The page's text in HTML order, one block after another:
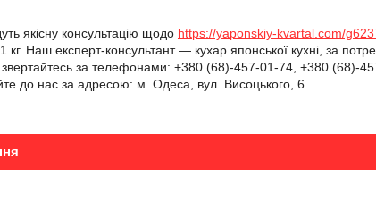
якісну консультацію щодо https://yaponskiy-kvartal.com/
Наш експерт-консультант — кухар японської кухні, за
за телефонами: +380 (68)-457-01-74, +380 (68)-
до нас за адресою: м. Одеса, вул. Висоцького, 6.